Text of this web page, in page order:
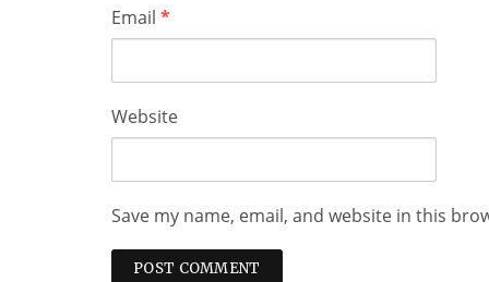
Email *
Website
Save my name, email, and website in this